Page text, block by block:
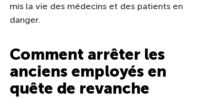
mis la vie des médecins et des patients en
danger.
Comment arrêter les
anciens employés en
quête de revanche